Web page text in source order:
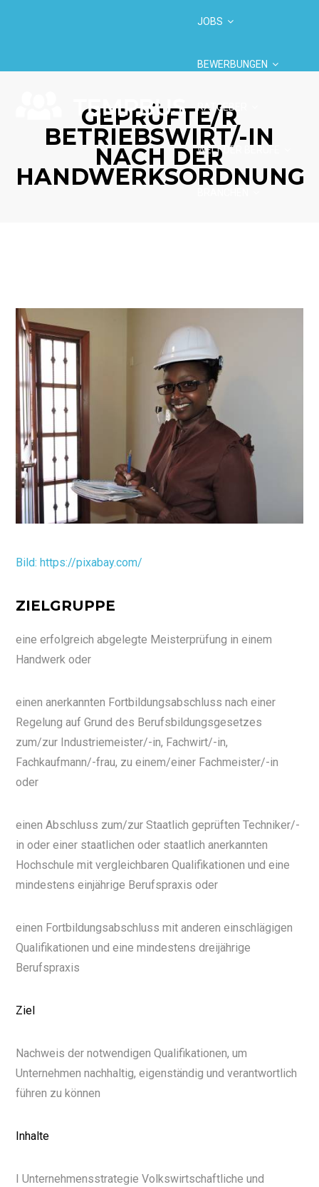
JOBS
BEWERBUNGEN
RATGEBER
WELT DER BERUFE
GEPRÜFTE/R
BETRIEBSWIRT/-IN
NACH DER
HANDWERKSORDNUNG
Bild: https://pixabay.com/
ZIELGRUPPE
eine erfolgreich abgelegte Meisterprüfung in einem
Handwerk oder
einen anerkannten Fortbildungsabschluss nach einer
Regelung auf Grund des Berufsbildungsgesetzes
zum/zur Industriemeister/-in, Fachwirt/-in,
Fachkaufmann/-frau, zu einem/einer Fachmeister/-in
oder
einen Abschluss zum/zur Staatlich geprüften Techniker/-
in oder einer staatlichen oder staatlich anerkannten
Hochschule mit vergleichbaren Qualifikationen und eine
mindestens einjährige Berufspraxis oder
einen Fortbildungsabschluss mit anderen einschlägigen
Qualifikationen und eine mindestens dreijährige
Berufspraxis
Ziel
Nachweis der notwendigen Qualifikationen, um
Unternehmen nachhaltig, eigenständig und verantwortlich
führen zu können
Inhalte
I Unternehmensstrategie Volkswirtschaftliche und